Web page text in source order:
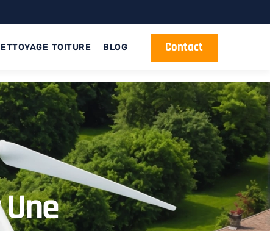
TOITURE BLOG Contact